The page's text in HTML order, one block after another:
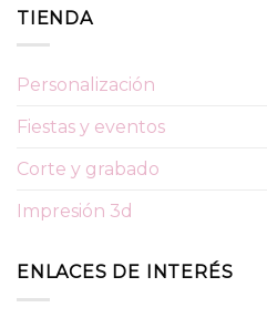
TIENDA
Personalización
Fiestas y eventos
Corte y grabado
Impresión 3d
ENLACES DE INTERÉS